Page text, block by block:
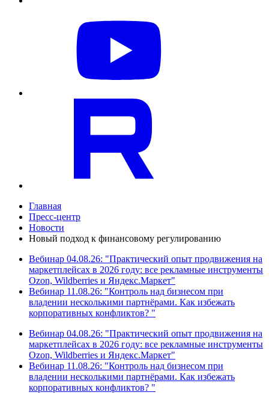
Главная
Пресс-центр
Новости
Новый подход к финансовому регулированию
Вебинар 04.08.26: "Практический опыт продвижения на
маркетплейсах в 2026 году: все рекламные инструменты
Ozon, Wildberries и Яндекс.Маркет"
Вебинар 11.08.26: "Контроль над бизнесом при
владении несколькими партнёрами. Как избежать
корпоративных конфликтов? "
Вебинар 04.08.26: "Практический опыт продвижения на
маркетплейсах в 2026 году: все рекламные инструменты
Ozon, Wildberries и Яндекс.Маркет"
Вебинар 11.08.26: "Контроль над бизнесом при
владении несколькими партнёрами. Как избежать
корпоративных конфликтов? "